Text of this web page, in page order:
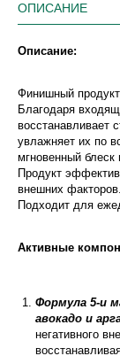
ОПИСАНИЕ
Описание:
Финишный
Благодаря
восстанавливает
увлажняет их по
мгновенный блеск
Продукт
внешних факторов.
Подходит для
Активные
Формула 5-и
авокадо и
негативного